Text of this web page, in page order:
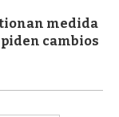
medida
cambios